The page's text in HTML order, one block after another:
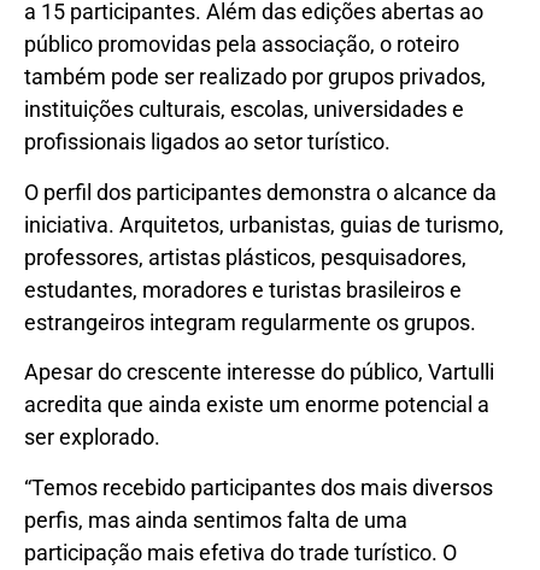
a 15 participantes. Além das edições abertas ao
público promovidas pela associação, o roteiro
também pode ser realizado por grupos privados,
instituições culturais, escolas, universidades e
profissionais ligados ao setor turístico.
O perfil dos participantes demonstra o alcance da
iniciativa. Arquitetos, urbanistas, guias de turismo,
professores, artistas plásticos, pesquisadores,
estudantes, moradores e turistas brasileiros e
estrangeiros integram regularmente os grupos.
Apesar do crescente interesse do público, Vartulli
acredita que ainda existe um enorme potencial a
ser explorado.
“Temos recebido participantes dos mais diversos
perfis, mas ainda sentimos falta de uma
participação mais efetiva do trade turístico. O